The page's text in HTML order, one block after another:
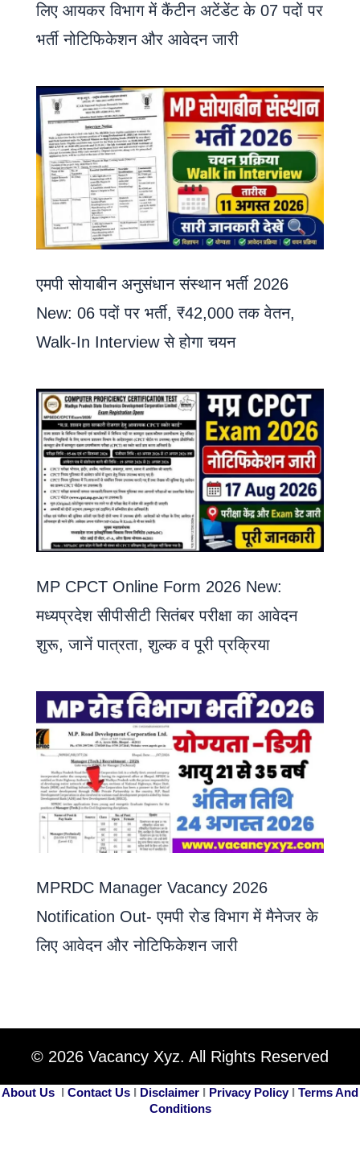
लिए आयकर विभाग में कैंटीन अटेंडेंट के 07 पदों पर
भर्ती नोटिफिकेशन और आवेदन जारी
एमपी सोयाबीन अनुसंधान संस्थान भर्ती 2026
New: 06 पदों पर भर्ती, ₹42,000 तक वेतन,
Walk-In Interview से होगा चयन
MP CPCT Online Form 2026 New:
मध्यप्रदेश सीपीसीटी सितंबर परीक्षा का आवेदन
शुरू, जानें पात्रता, शुल्क व पूरी प्रक्रिया
MPRDC Manager Vacancy 2026
Notification Out- एमपी रोड विभाग में मैनेजर के
लिए आवेदन और नोटिफिकेशन जारी
© 2026 Vacancy Xyz. All Rights Reserved
About Us I Contact Us I Disclaimer I Privacy PolicyI Terms And
Conditions